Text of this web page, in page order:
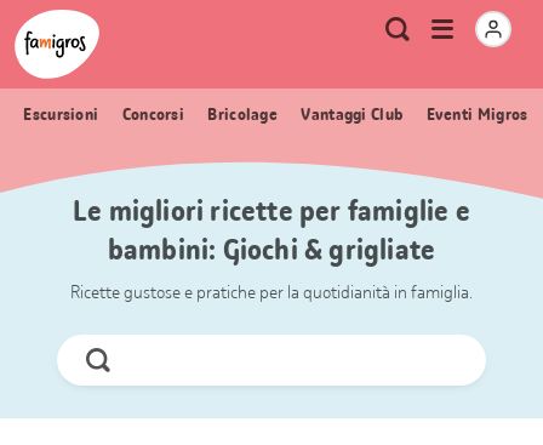
Navigazione
segnalibri
Header
Logo Metanavigazione
Ricerca
Apri
menu
Escursioni Concorsi Bricolage Vantaggi Club Eventi Migros
Le migliori ricette per famiglie e
bambini: Giochi & grigliate
Ricette gustose e pratiche per la quotidianità in famiglia.
Cerca
ora